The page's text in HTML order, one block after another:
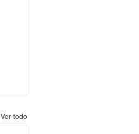
Ver todo